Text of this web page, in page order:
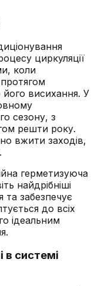
циркуляції
коли
висихання. У
сезону, з
решти року.
вжити заходів,
герметизуюча
найдрібніші
та забезпечує
до всіх
ідеальним
в системі